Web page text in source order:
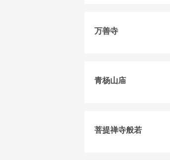
万善寺
青杨山庙
菩提禅寺般若